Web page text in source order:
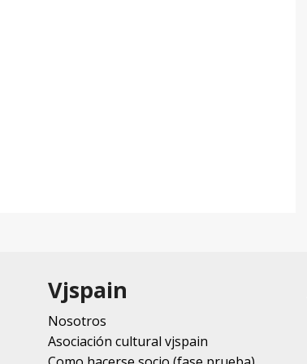
Vjspain
Nosotros
Asociación cultural vjspain